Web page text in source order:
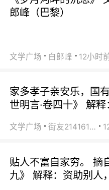
郎峰（巴黎）
文学广场 白郞峰 12小时
家多孝子亲安乐，国
世明言·卷四十》 解
文学广场 街友21416156
贴人不富自家穷。 摘
九》 解释：资助别人